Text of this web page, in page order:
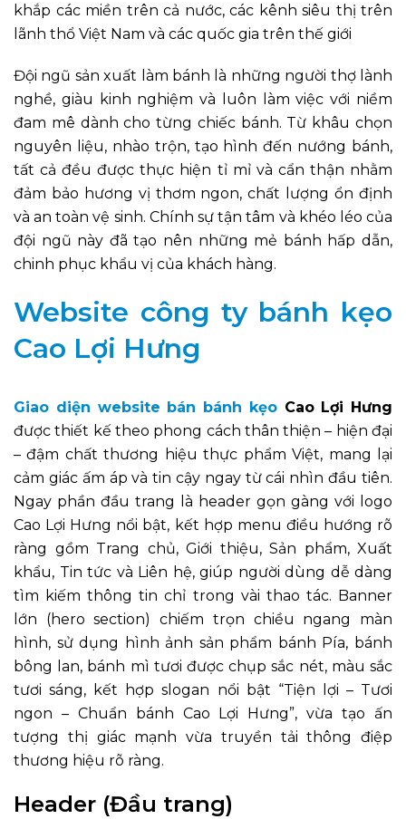
khắp các miền trên cả nước, các kênh siêu thị trên
lãnh thổ Việt Nam và các quốc gia trên thế giới
Đội ngũ sản xuất làm bánh là những người thợ lành
nghề, giàu kinh nghiệm và luôn làm việc với niềm
đam mê dành cho từng chiếc bánh. Từ khâu chọn
nguyên liệu, nhào trộn, tạo hình đến nướng bánh,
tất cả đều được thực hiện tỉ mỉ và cẩn thận nhằm
đảm bảo hương vị thơm ngon, chất lượng ổn định
và an toàn vệ sinh. Chính sự tận tâm và khéo léo của
đội ngũ này đã tạo nên những mẻ bánh hấp dẫn,
chinh phục khẩu vị của khách hàng.
Website công ty bánh kẹo
Cao Lợi Hưng
Giao diện website bán bánh kẹoCao Lợi Hưng
được thiết kế theo phong cách thân thiện – hiện đại
– đậm chất thương hiệu thực phẩm Việt, mang lại
cảm giác ấm áp và tin cậy ngay từ cái nhìn đầu tiên.
Ngay phần đầu trang là header gọn gàng với logo
Cao Lợi Hưng nổi bật, kết hợp menu điều hướng rõ
ràng gồm Trang chủ, Giới thiệu, Sản phẩm, Xuất
khẩu, Tin tức và Liên hệ, giúp người dùng dễ dàng
tìm kiếm thông tin chỉ trong vài thao tác. Banner
lớn (hero section) chiếm trọn chiều ngang màn
hình, sử dụng hình ảnh sản phẩm bánh Pía, bánh
bông lan, bánh mì tươi được chụp sắc nét, màu sắc
tươi sáng, kết hợp slogan nổi bật “Tiện lợi – Tươi
ngon – Chuẩn bánh Cao Lợi Hưng”, vừa tạo ấn
tượng thị giác mạnh vừa truyền tải thông điệp
thương hiệu rõ ràng.
Header (Đầu trang)